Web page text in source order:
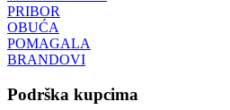
PRIBOR
OBUĆA
POMAGALA
BRANDOVI
Podrška kupcima